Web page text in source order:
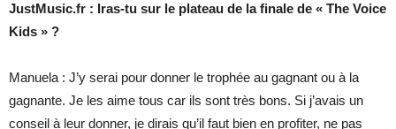
JustMusic.fr : Iras-tu sur le plateau de la finale de « The Voice
Kids » ?
Manuela : J’y serai pour donner le trophée au gagnant ou à la
gagnante. Je les aime tous car ils sont très bons. Si j’avais un
conseil à leur donner, je dirais qu’il faut bien en profiter, ne pas